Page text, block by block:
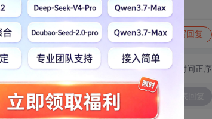
举报 写回复
切换为时间正序